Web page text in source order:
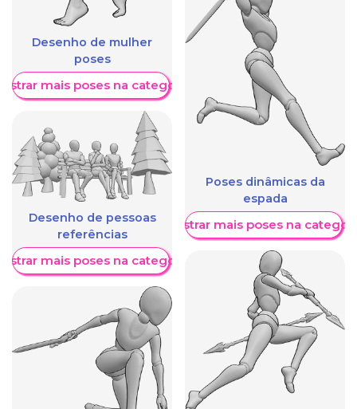
Desenho de mulher
poses
mais poses na categoria
Desenho de pessoas
referências
mais poses na categoria
Poses dinâmicas da
espada
Mostrar mais poses na